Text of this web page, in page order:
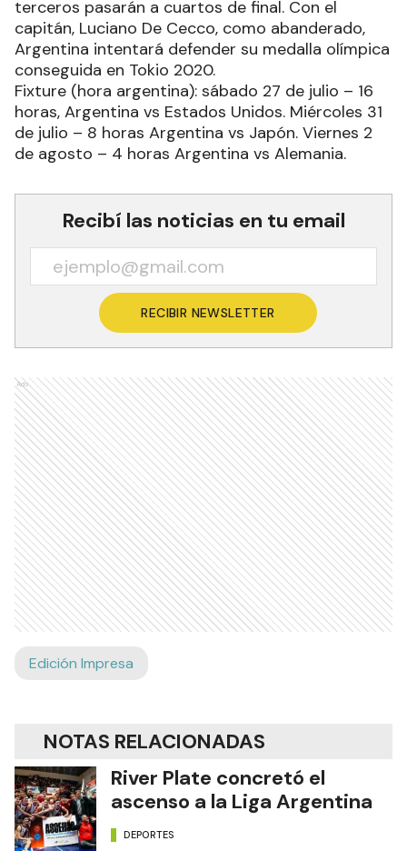
terceros pasarán a cuartos de final. Con el
capitán, Luciano De Cecco, como abanderado,
Argentina intentará defender su medalla olímpica
conseguida en Tokio 2020.
Fixture (hora argentina): sábado 27 de julio – 16
horas, Argentina vs Estados Unidos. Miércoles 31
de julio – 8 horas Argentina vs Japón. Viernes 2
de agosto – 4 horas Argentina vs Alemania.
Recibí las noticias en tu email
RECIBIR NEWSLETTER
Ads
Edición Impresa
NOTAS RELACIONADAS
River Plate concretó el
ascenso a la Liga Argentina
DEPORTES